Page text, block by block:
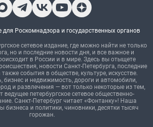
для Роскомнадзора и государственных органов
сетевое издание, где можно найти не только
но и последние новости дня, и все важное и
в России и в мире. Здесь вы отыщете
новости Санкт-Петербурга, последние
события в обществе, культуре, искусстве.
бизнес и недвижимость, дороги и автомобили,
и развлечения — вот только некоторые из тем,
ведущее петербургское сетевое общественно-
Санкт-Петербург читает «Фонтанку»! Наша
бизнеса и политики, чиновники, десятки тысяч
горожан.